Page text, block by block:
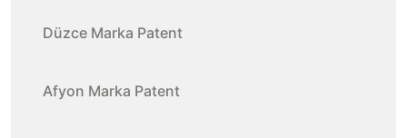
Düzce Marka Patent
Afyon Marka Patent